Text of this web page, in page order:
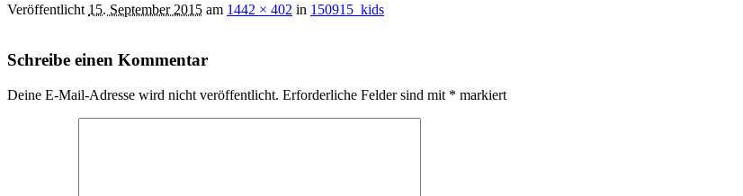
Veröffentlicht 15. September 2015 am 1442 × 402 in 150915_kids
Schreibe einen Kommentar
Deine E-Mail-Adresse wird nicht veröffentlicht. Erforderliche Felder sind mit * markiert